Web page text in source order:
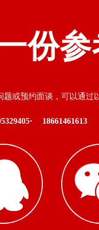
份
题或预约面谈，可以通过
18661461613